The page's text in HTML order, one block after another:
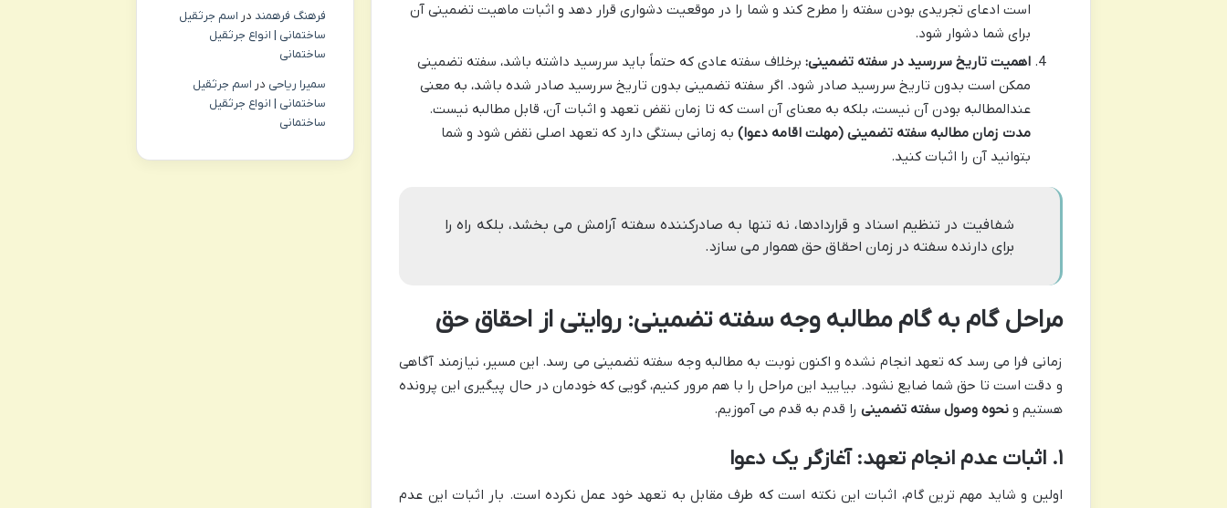
است ادعای تجریدی بودن سفته را مطرح کند و شما را در موقعیت دشواری قرار دهد و اثبات ماهیت تضمینی آن
برای شما دشوار شود.
اهمیت تاریخ سررسید در سفته تضمینی: برخلاف سفته عادی که حتماً باید سررسید داشته باشد، سفته تضمینی
ممکن است بدون تاریخ سررسید صادر شود. اگر سفته تضمینی بدون تاریخ سررسید صادر شده باشد، به معنی
عندالمطالبه بودن آن نیست، بلکه به معنای آن است که تا زمان نقض تعهد و اثبات آن، قابل مطالبه نیست.
مدت زمان مطالبه سفته تضمینی (مهلت اقامه دعوا) به زمانی بستگی دارد که تعهد اصلی نقض شود و شما
بتوانید آن را اثبات کنید.
شفافیت در تنظیم اسناد و قراردادها، نه تنها به صادرکننده سفته آرامش می بخشد، بلکه راه را
برای دارنده سفته در زمان احقاق حق هموار می سازد.
مراحل گام به گام مطالبه وجه سفته تضمینی: روایتی از احقاق حق
زمانی فرا می رسد که تعهد انجام نشده و اکنون نوبت به مطالبه وجه سفته تضمینی می رسد. این مسیر، نیازمند آگاهی
و دقت است تا حق شما ضایع نشود. بیایید این مراحل را با هم مرور کنیم، گویی که خودمان در حال پیگیری این پرونده
هستیم ونحوه وصول سفته تضمینی را قدم به قدم می آموزیم.
۱. اثبات عدم انجام تعهد: آغازگر یک دعوا
اولین و شاید مهم ترین گام، اثبات این نکته است که طرف مقابل به تعهد خود عمل نکرده است. بار اثبات این عدم
فرهنگ فرهمند در اسم جرثقیل
ساختمانی | انواع جرثقیل
ساختمانی
سمیرا ریاحی در اسم جرثقیل
ساختمانی | انواع جرثقیل
ساختمانی